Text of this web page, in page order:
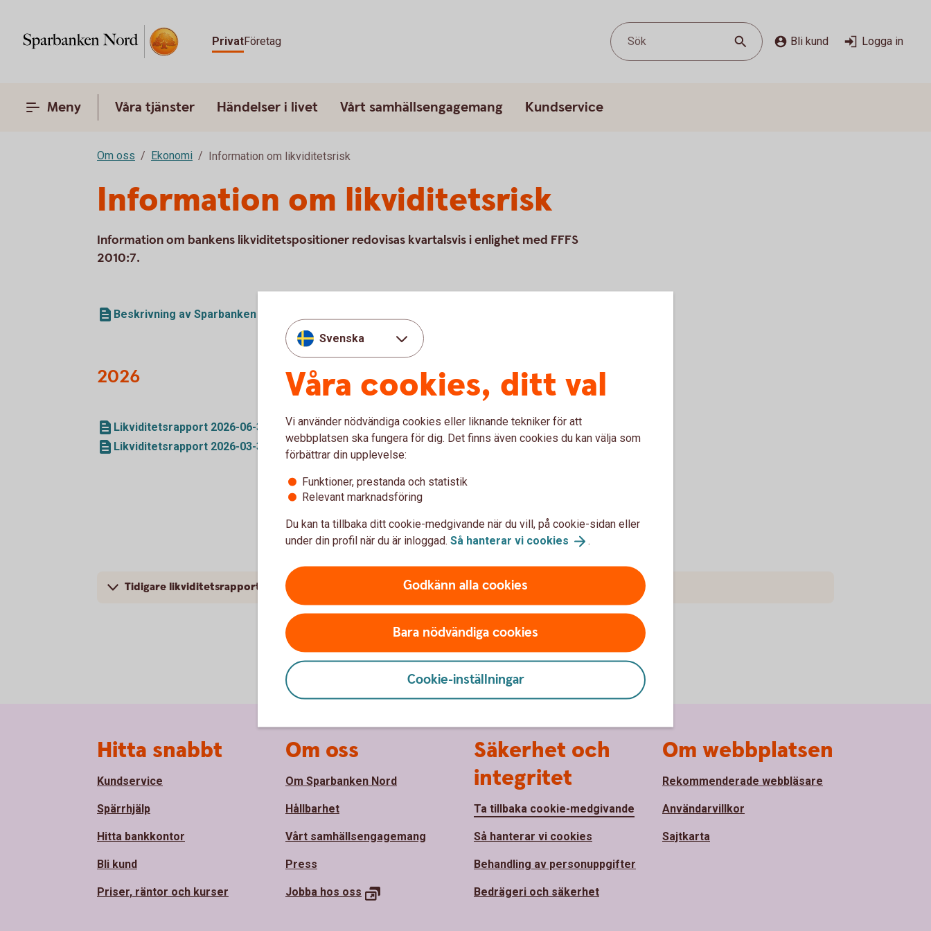
PrivatFöretag Sök Bli kund Logga in
Meny Våra tjänster Händelser i livet Vårt samhällsengagemang Kundservice
Om oss Ekonomi Information om likviditetsrisk
Information om likviditetsrisk
Information om bankens likviditetspositioner redovisas kvartalsvis i enlighet med FFFS
2010:7.
Beskrivning av Sparbanken Nords likviditetsriskhantering
2026
Likviditetsrapport 2026-06-30
Likviditetsrapport 2026-03-31
2025
Likviditetsrapport 2025-12-30
Likviditetsrapport 2025-03-31
Tidigare likviditetsrapporter
Svenska
Våra cookies, ditt val
Vi använder nödvändiga cookies eller liknande tekniker för att
webbplatsen ska fungera för dig. Det finns även cookies du kan välja som
förbättrar din upplevelse:
Funktioner, prestanda och statistik
Relevant marknadsföring
Du kan ta tillbaka ditt cookie-medgivande när du vill, på cookie-sidan eller
under din profil när du är inloggad. Så hanterar vi cookies .
Godkänn alla cookies
Bara nödvändiga cookies
Cookie-inställningar
Hitta snabbt
Kundservice
Spärrhjälp
Hitta bankkontor
Bli kund
Priser, räntor och kurser
Om oss
Om Sparbanken Nord
Hållbarhet
Vårt samhällsengagemang
Press
Jobba hos oss
Säkerhet och
integritet
Ta tillbaka cookie-medgivande
Så hanterar vi cookies
Behandling av personuppgifter
Bedrägeri och säkerhet
Om webbplatsen
Rekommenderade webbläsare
Användarvillkor
Sajtkarta